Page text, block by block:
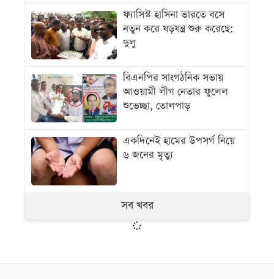
ফ্যাসিস্ট হাসিনা ভারতে বসে
নতুন করে ষড়যন্ত্র শুরু করেছে:
দুলু
বিএনপির সাংগঠনিক সভায়
আওয়ামী লীগ নেতার ফুলেল
শুভেচ্ছা, তোলপাড়
একদিনেই হামের উপসর্গ নিয়ে
৬ জনের মৃত্যু
সব খবর